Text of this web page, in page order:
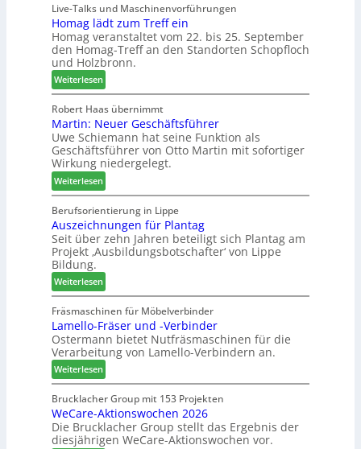
l
l
e
n
a
u
e
f
ü
r
W
e
m
h
ö
n
e
r
c
h
e
n
s
t
a
u
r
a
u
m
-
S
o
r
t
i
m
e
n
t
Live-Talks und Maschinenvorführungen
Homag lädt zum Treff ein
Homag veranstaltet vom 22. bis 25. September
den Homag-Treff an den Standorten Schopfloch
und Holzbronn.
Weiterlesen:
H
o
m
a
g
l
ä
d
t
z
u
m
r
e
f
f
e
i
n
Robert Haas übernimmt
Martin: Neuer Geschäftsführer
Uwe Schiemann hat seine Funktion als
Geschäftsführer von Otto Martin mit sofortiger
Wirkung niedergelegt.
Weiterlesen:
M
a
r
t
i
:
N
e
u
e
r
G
e
s
c
h
ä
Berufsorientierung in Lippe
Auszeichnungen für Plantag
Seit über zehn Jahren beteiligt sich Plantag am
Projekt ‚Ausbildungsbotschafter‘ von Lippe
Bildung.
Weiterlesen:
A
u
s
z
e
i
c
h
n
u
n
Fräsmaschinen für Möbelverbinder
Lamello-Fräser und -Verbinder
Ostermann bietet Nutfräsmaschinen für die
Verarbeitung von Lamello-Verbindern an.
Weiterlesen:
L
a
m
e
l
Brucklacher Group mit 153 Projekten
WeCare-Aktionswochen 2026
Die Brucklacher Group stellt das Ergebnis der
diesjährigen WeCare-Aktionswochen vor.